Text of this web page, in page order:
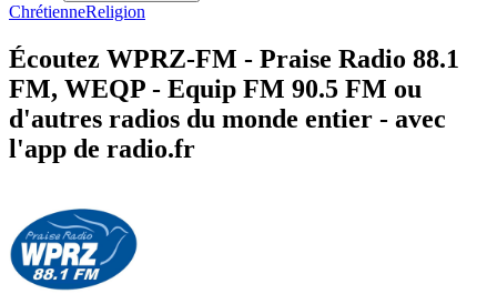
ChrétienneReligion
Écoutez WPRZ-FM - Praise Radio 88.1
FM, WEQP - Equip FM 90.5 FM ou
d'autres radios du monde entier - avec
l'app de radio.fr